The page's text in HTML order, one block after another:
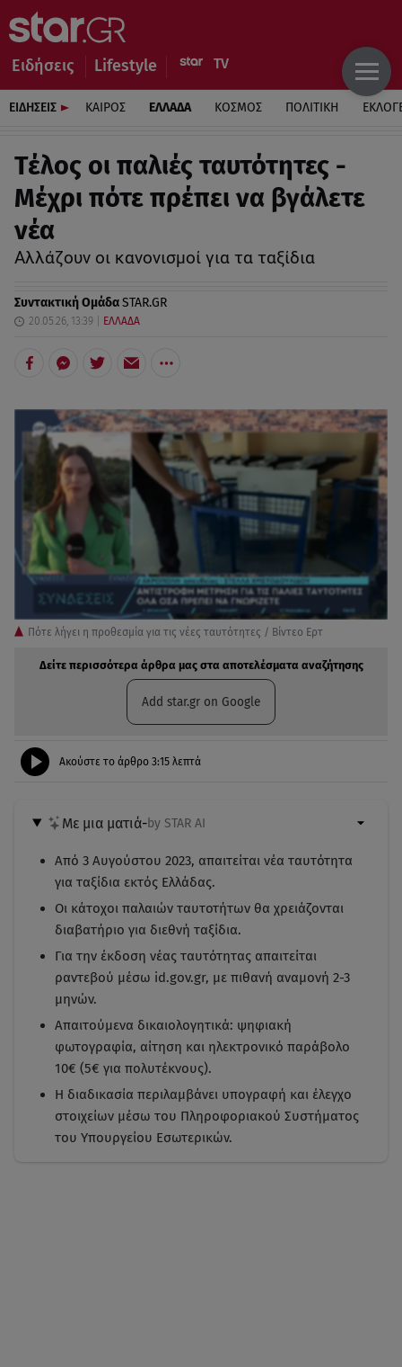
Ειδήσεις Lifestyle
ΕΙΔΗΣΕΙΣ ΚΑΙΡΟΣ ΕΛΛΑΔΑ ΚΟΣΜΟΣ ΠΟΛΙΤΙΚΗ
Τέλος οι παλιές ταυτότητες -
Μέχρι πότε πρέπει να βγάλετε
νέα
Αλλάζουν οι κανονισμοί για τα ταξίδια
Συντακτική ΟμάδαSTAR.GR
20.05.26, 13:39 ΕΛΛΑΔΑ
Πότε λήγει η προθεσμία για τις νέες ταυτότητες / Βίντεο Ερτ
Δείτε περισσότερα άρθρα μας στα αποτελέσματα αναζήτησης
Add star.gr on Google
Ακούστε το άρθρο 3:15 λεπτά
Με μια ματιά-by STAR AI
Από 3 Αυγούστου 2023, απαιτείται νέα ταυτότητα
για ταξίδια εκτός Ελλάδας.
Οι κάτοχοι παλαιών ταυτοτήτων θα χρειάζονται
διαβατήριο για διεθνή ταξίδια.
Για την έκδοση νέας ταυτότητας απαιτείται
ραντεβού μέσω id.gov.gr, με πιθανή αναμονή 2-3
μηνών.
Απαιτούμενα δικαιολογητικά: ψηφιακή
φωτογραφία, αίτηση και ηλεκτρονικό παράβολο
10€ (5€ για πολυτέκνους).
Η διαδικασία περιλαμβάνει υπογραφή και έλεγχο
στοιχείων μέσω του Πληροφοριακού Συστήματος
του Υπουργείου Εσωτερικών.